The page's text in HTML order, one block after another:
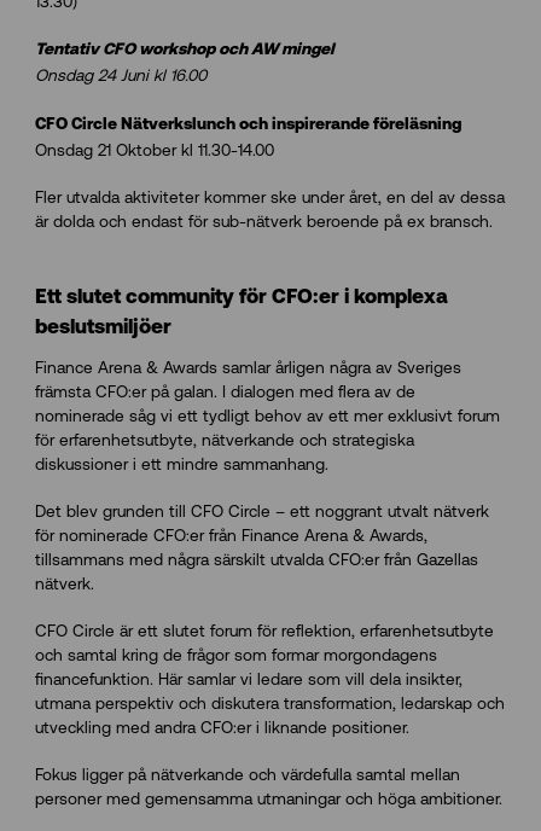
Tentativ CFO workshop och AW mingel
Onsdag 24 Juni kl 16.00
CFO Circle Nätverkslunch och inspirerande föreläsning
Onsdag 21 Oktober kl 11.30-14.00
Fler utvalda aktiviteter kommer ske under året, en del av dessa
är dolda och endast för sub-nätverk beroende på ex bransch.
Ett slutet community för CFO:er i komplexa
beslutsmiljöer
Finance Arena & Awards samlar årligen några av Sveriges
främsta CFO:er på galan. I dialogen med flera av de
nominerade såg vi ett tydligt behov av ett mer exklusivt forum
för erfarenhetsutbyte, nätverkande och strategiska
diskussioner i ett mindre sammanhang.
Det blev grunden till CFO Circle – ett noggrant utvalt nätverk
för nominerade CFO:er från Finance Arena & Awards,
tillsammans med några särskilt utvalda CFO:er från Gazellas
nätverk.
CFO Circle är ett slutet forum för reflektion, erfarenhetsutbyte
och samtal kring de frågor som formar morgondagens
financefunktion. Här samlar vi ledare som vill dela insikter,
utmana perspektiv och diskutera transformation, ledarskap och
utveckling med andra CFO:er i liknande positioner.
Fokus ligger på nätverkande och värdefulla samtal mellan
personer med gemensamma utmaningar och höga ambitioner.